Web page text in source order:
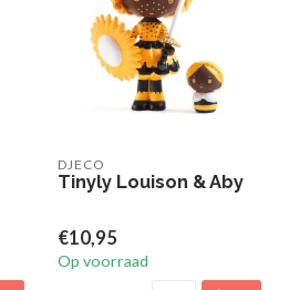
DJECO
Tinyly Louison & Aby
€10,95
Op voorraad